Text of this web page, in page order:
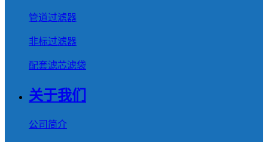
管道过滤器
非标过滤器
配套滤芯滤袋
关于我们
公司简介